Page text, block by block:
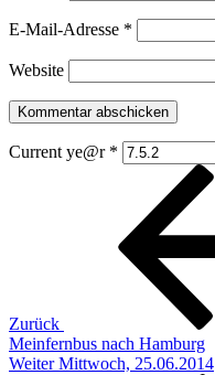
E-Mail-Adresse *
Website
Current ye@r *
Beitragsnavigation
Zurück
Meinfernbus nach Hamburg
Nächster
Weiter Mittwoch, 25.06.2014